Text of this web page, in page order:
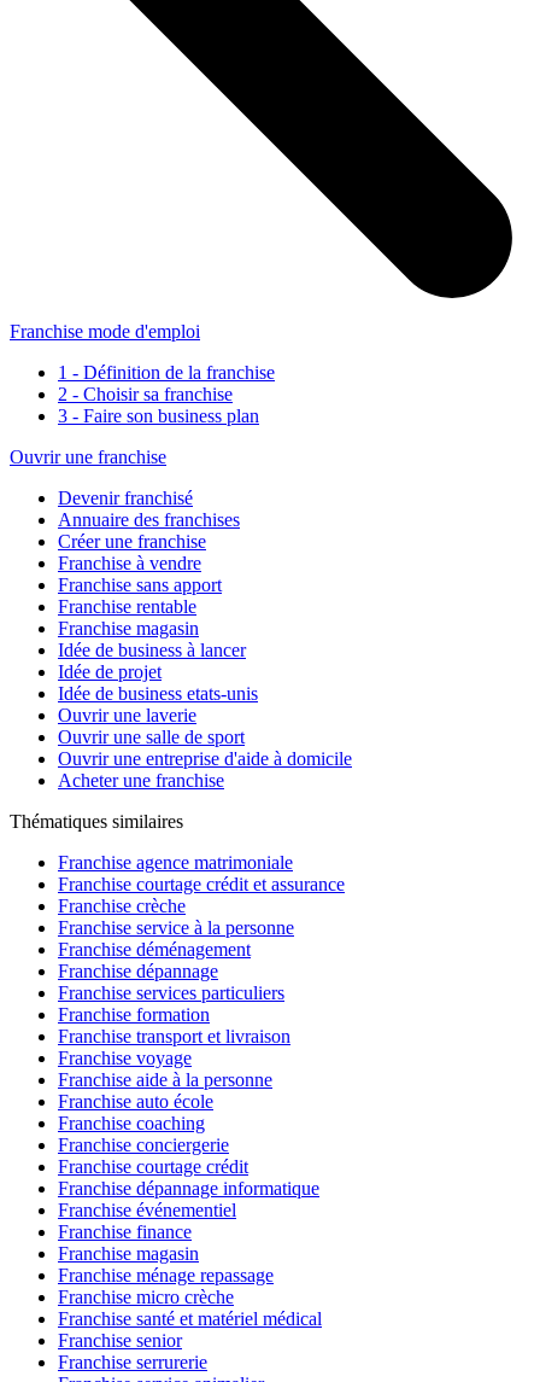
Franchise mode d'emploi
1 - Définition de la franchise
2 - Choisir sa franchise
3 - Faire son business plan
Ouvrir une franchise
Devenir franchisé
Annuaire des franchises
Créer une franchise
Franchise à vendre
Franchise sans apport
Franchise rentable
Franchise magasin
Idée de business à lancer
Idée de projet
Idée de business etats-unis
Ouvrir une laverie
Ouvrir une salle de sport
Ouvrir une entreprise d'aide à domicile
Acheter une franchise
Thématiques similaires
Franchise agence matrimoniale
Franchise courtage crédit et assurance
Franchise crèche
Franchise service à la personne
Franchise déménagement
Franchise dépannage
Franchise services particuliers
Franchise formation
Franchise transport et livraison
Franchise voyage
Franchise aide à la personne
Franchise auto école
Franchise coaching
Franchise conciergerie
Franchise courtage crédit
Franchise dépannage informatique
Franchise événementiel
Franchise finance
Franchise magasin
Franchise ménage repassage
Franchise micro crèche
Franchise santé et matériel médical
Franchise senior
Franchise serrurerie